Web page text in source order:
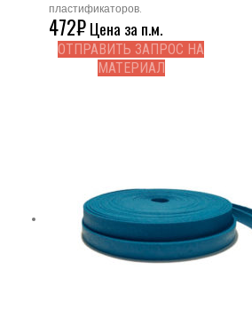
пластификаторов.
472₽Цена за п.м.
ОТПРАВИТЬ ЗАПРОС НА
МАТЕРИАЛ